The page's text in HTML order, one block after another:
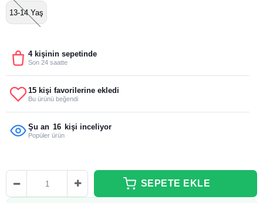
13-14 Yaş
4 kişinin sepetinde
Son 24 saatte
15 kişi favorilerine ekledi
Bu ürünü beğendi
Şu an 17 kişi inceliyor
Popüler ürün